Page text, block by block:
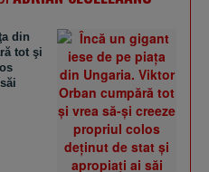
din
tot şi